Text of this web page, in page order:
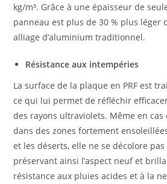
kg/m³. Grâce à une épaisseur de
panneau est plus de 30 % plus léger
alliage d’aluminium traditionnel.
Résistance aux intempéries
La surface de la plaque en PRF est
ce qui lui permet de réfléchir
des rayons ultraviolets. Même en cas
dans des zones fortement
et les déserts, elle ne se décolore
préservant ainsi l’aspect neuf et
résistance aux pluies acides et à la